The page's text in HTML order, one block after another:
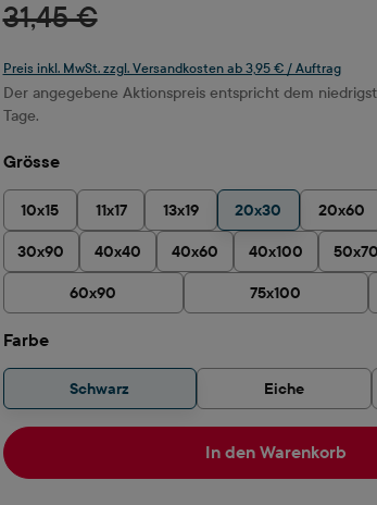
31,45 €
Preis inkl. MwSt. zzgl. Versandkosten ab 3,95 € / Auftrag
Der angegebene Aktionspreis entspricht dem
Tage.
Grösseauswählen
10x15 11x17 13x19 20x30 20x60
30x90 40x40 40x60 40x100 50x70
60x90 75x100
Farbeauswählen
Schwarz Eiche
In den Warenkorb